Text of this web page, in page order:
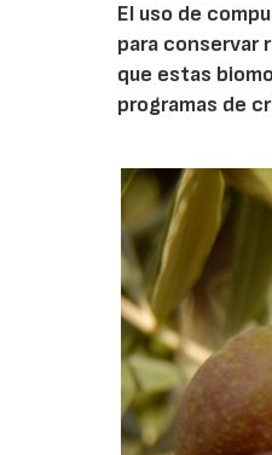
El uso de
para conservar
que estas
programas de